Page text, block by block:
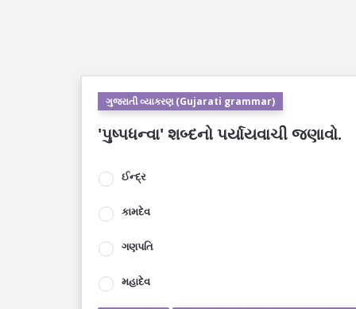
ગુજરાતી વ્યાકરણ (Gujarati grammar)
'પુષ્પધન્વા' શબ્દનો પર્યાયવાચી જણાવો.
ઈન્દ્ર
કામદેવ
ગણપતિ
મહાદેવ